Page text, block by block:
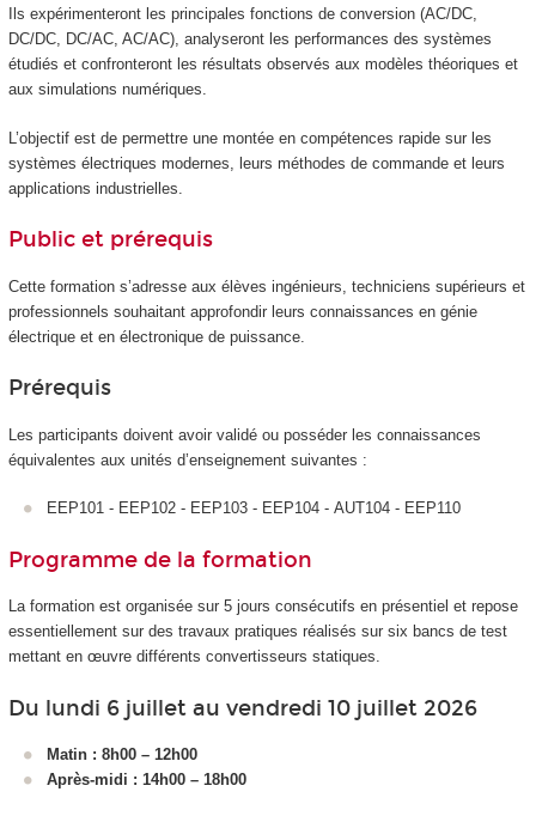
Ils expérimenteront les principales fonctions de conversion (AC/DC,
DC/DC, DC/AC, AC/AC), analyseront les performances des systèmes
étudiés et confronteront les résultats observés aux modèles théoriques et
aux simulations numériques.
L’objectif est de permettre une montée en compétences rapide sur les
systèmes électriques modernes, leurs méthodes de commande et leurs
applications industrielles.
Public et prérequis
Cette formation s’adresse aux élèves ingénieurs, techniciens supérieurs et
professionnels souhaitant approfondir leurs connaissances en génie
électrique et en électronique de puissance.
Prérequis
Les participants doivent avoir validé ou posséder les connaissances
équivalentes aux unités d’enseignement suivantes :
EEP101 - EEP102 - EEP103 - EEP104 - AUT104 - EEP110
Programme de la formation
La formation est organisée sur 5 jours consécutifs en présentiel et repose
essentiellement sur des travaux pratiques réalisés sur six bancs de test
mettant en œuvre différents convertisseurs statiques.
Du lundi 6 juillet au vendredi 10 juillet 2026
Matin : 8h00 – 12h00
Après-midi : 14h00 – 18h00